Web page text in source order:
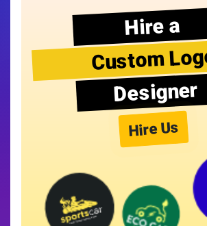
Hire a
Custom
Designer
Hire Us